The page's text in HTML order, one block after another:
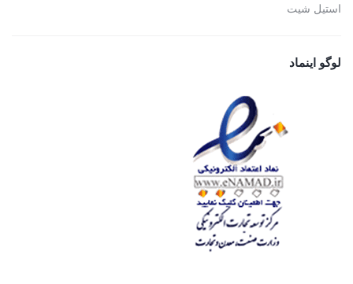
استیل شیت
لوگو اینماد